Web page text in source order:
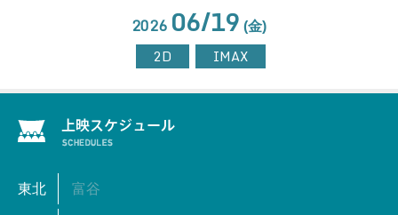
2026 06/19 (金)
2D IMAX
東北 富谷